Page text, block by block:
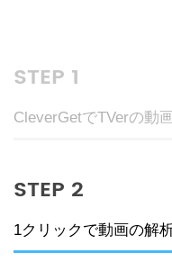
STEP 1
CleverGetでTVerの動
STEP 2
1クリックで動画の解